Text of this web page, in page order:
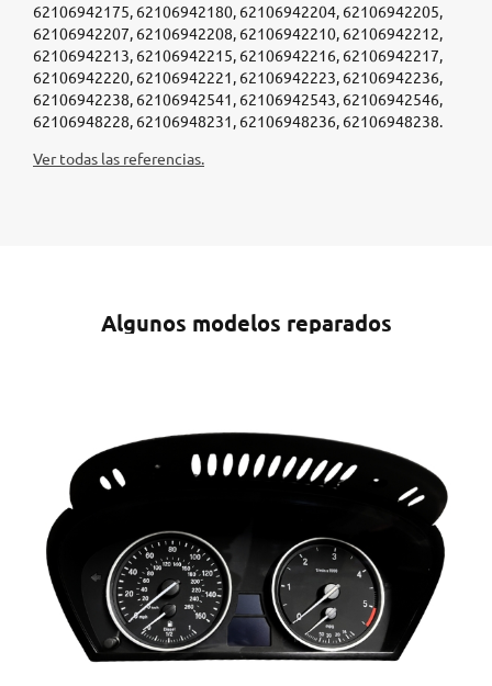
62106942175, 62106942180, 62106942204, 62106942205,
62106942207, 62106942208, 62106942210, 62106942212,
62106942213, 62106942215, 62106942216, 62106942217,
62106942220, 62106942221, 62106942223, 62106942236,
62106942238, 62106942541, 62106942543, 62106942546,
62106948228, 62106948231, 62106948236, 62106948238.
Ver todas las referencias.
Algunos modelos reparados